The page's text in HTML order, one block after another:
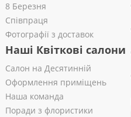
8 Березня
Співпраця
Фотографії з доставок
Наші Квіткові салони
Салон на Десятинній
Оформлення приміщень
Наша команда
Поради з флористики